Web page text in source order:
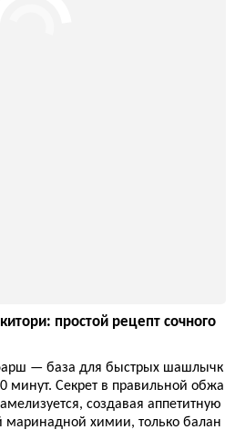
индейки: рецепт сочного мяс
стиле корейского барбекю — это
для рецепторов: сладкий соус с
майонезная заправка, котор
котлетах. Идеально, когда хо